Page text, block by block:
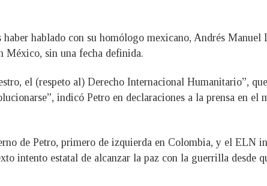
hablado con su homólogo mexicano, Andrés Manuel
México, sin una fecha definida.
el (respeto al) Derecho Internacional Humanitario”,
indicó Petro en declaraciones a la prensa en
de Petro, primero de izquierda en Colombia, y el ELN
intento estatal de alcanzar la paz con la guerrilla desde